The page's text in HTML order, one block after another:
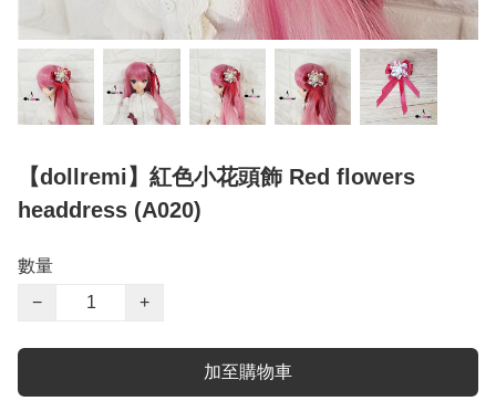
【dollremi】紅色小花頭飾 Red flowers
headdress (A020)
數量
−
+
加至購物車